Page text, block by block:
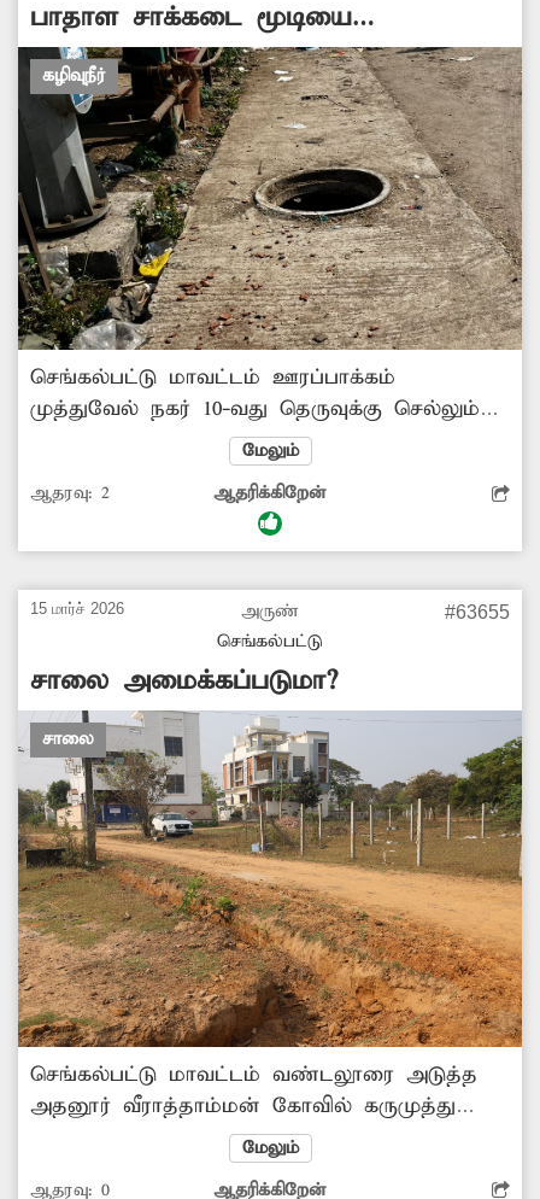
சீரமைக்கவேண்டும்.
பாதாள சாக்கடை மூடியை
காணவில்லை
கழிவுநீர்
செங்கல்பட்டு மாவட்டம் ஊரப்பாக்கம்
முத்துவேல் நகர் 10-வது தெருவுக்கு செல்லும்
வழியில் உள்ள பாதாள சாக்கடையில் மூடி
இல்லாமல் பல நாட்களாக இருக்கிறது. இந்த
இடத்துக்கு அருகில் தான் கிளாம்பாக்கம் பஸ்
நிலையத்தின் பின்புற நுழைவுவாயில் பகுதியும்
சம்பவங்கள் நடப்பதற்கு முன்பு உரிய
நடவடிக்கை எடுக்க வேண்டும்.
மேலும்
ஆதரவு: 2 ஆதரிக்கிறேன்
15 மார்ச் 2026
அருண்
செங்கல்பட்டு
#63655
சாலை அமைக்கப்படுமா?
சாலை
செங்கல்பட்டு மாவட்டம் வண்டலூரை அடுத்த
அதனூர் வீராத்தாம்மன் கோவில் கருமுத்து
தியாகராஜ நகரில் பல மாதங்களுக்கு முன்பு
சாலை போடுவதற்கு பள்ளம் தோண்டப்பட்டது.
மேலும்
ஆதரவு: 0 ஆதரிக்கிறேன்